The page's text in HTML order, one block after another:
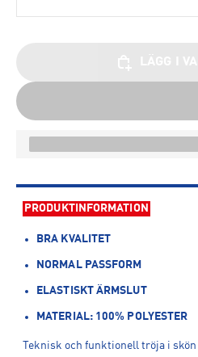
PRODUKTINFORMATION
BRA KVALITET
NORMAL PASSFORM
ELASTISKT ÄRMSLUT
MATERIAL: 100% POLYESTER
Teknisk och funktionell tröja i